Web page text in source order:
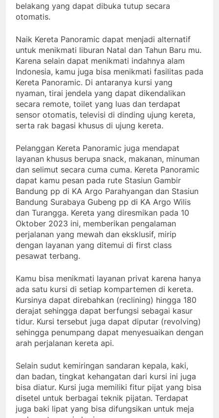
belakang yang dapat dibuka tutup secara
otomatis.
Naik Kereta Panoramic dapat menjadi alternatif
untuk menikmati liburan Natal dan Tahun Baru mu.
Karena selain dapat menikmati indahnya alam
Indonesia, kamu juga bisa menikmati fasilitas pada
Kereta Panoramic. Di antaranya kursi yang
nyaman, tirai jendela yang dapat dikendalikan
secara remote, toilet yang luas dan terdapat
sensor otomatis, televisi di dinding ujung kereta,
serta rak bagasi khusus di ujung kereta.
Pelanggan Kereta Panoramic juga mendapat
layanan khusus berupa snack, makanan, minuman
dan selimut secara cuma cuma. Kereta Panoramic
dapat kamu pesan pada rute Stasiun Gambir
Bandung pp di KA Argo Parahyangan dan Stasiun
Bandung Surabaya Gubeng pp di KA Argo Wilis
dan Turangga. Kereta yang diresmikan pada 10
Oktober 2023 ini, memberikan pengalaman
perjalanan yang mewah dan eksklusif, mirip
dengan layanan yang ditemui di first class
pesawat terbang.
Kamu bisa menikmati layanan privat karena hanya
ada satu kursi di setiap kompartemen di kereta.
Kursinya dapat direbahkan (reclining) hingga 180
derajat sehingga dapat berfungsi sebagai kasur
tidur. Kursi tersebut juga dapat diputar (revolving)
sehingga penumpang dapat menyesuaikan dengan
arah perjalanan kereta api.
Selain sudut kemiringan sandaran kepala, kaki,
dan badan, tingkat kehangatan dari kursi ini juga
bisa diatur. Kursi juga memiliki fitur pijat yang bisa
disetel untuk berbagai teknik pijatan. Terdapat
juga baki lipat yang bisa difungsikan untuk meja